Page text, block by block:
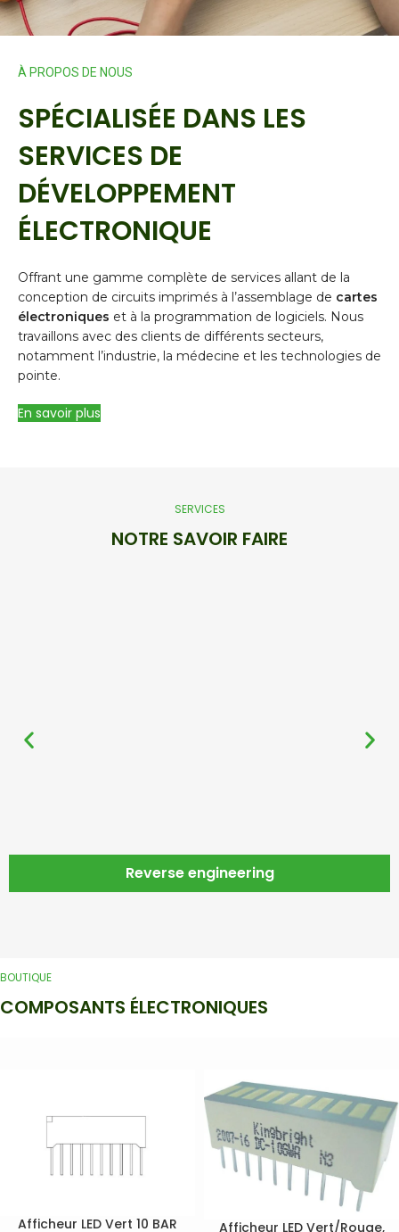
À PROPOS DE NOUS
SPÉCIALISÉE DANS LES
SERVICES DE
DÉVELOPPEMENT
ÉLECTRONIQUE
Offrant une gamme complète de services allant de la
conception de circuits imprimés à l’assemblage de cartes
électroniques et à la programmation de logiciels. Nous
travaillons avec des clients de différents secteurs,
notamment l’industrie, la médecine et les technologies de
pointe.
En savoir plus
SERVICES
NOTRE SAVOIR FAIRE
Reverse engineering
BOUTIQUE
COMPOSANTS ÉLECTRONIQUES
Afficheur LED Vert 10 BAR Afficheur LED Vert/Rouge,